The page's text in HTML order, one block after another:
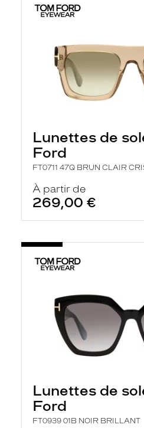
Lunettes de
Ford
FT0711 47Q BRUN CLAIR
À partir de
269,00 €
Lunettes de
Ford
FT0939 01B NOIR BRILLANT